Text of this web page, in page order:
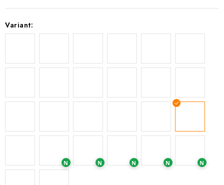
Variant:
N N N N N